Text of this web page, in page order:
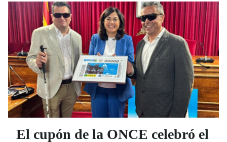
El cupón de la ONCE celebró el